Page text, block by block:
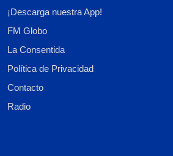
¡Descarga nuestra App!
FM Globo
La Consentida
Política de Privacidad
Contacto
Radio